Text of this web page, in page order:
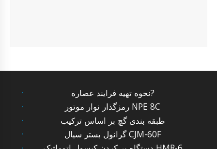
نحوه تهیه فرایند عصاره?
رمزگذار نوار موتور NPE 8C
طبقه بندی گچ بر اساس ترکیب
گرانول بستر سیال CJM-60F